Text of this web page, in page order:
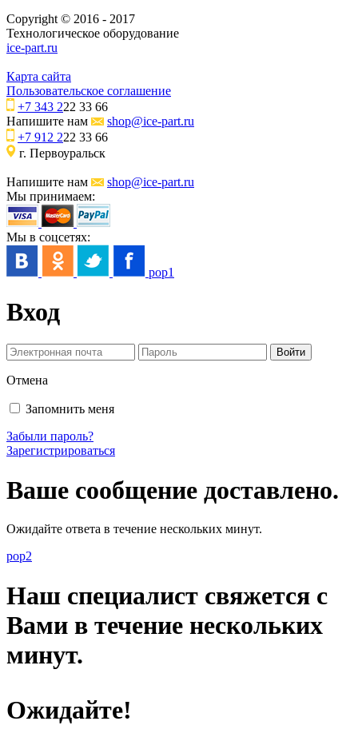
Copyright © 2016 - 2017
Технологическое оборудование
ice-part.ru
Карта сайта
Пользовательское соглашение
+7 343 222 33 66
Напишите нам
shop@ice-part.ru
+7 912 222 33 66
г. Первоуральск
Напишите нам
shop@ice-part.ru
Мы принимаем:
Мы в соцсетях:
pop1
Вход
Отмена
Запомнить меня
Забыли пароль?
Зарегистрироваться
Ваше сообщение доставлено.
Ожидайте ответа в течение нескольких минут.
pop2
Наш специалист свяжется с
Вами в течение нескольких
минут.
Ожидайте!